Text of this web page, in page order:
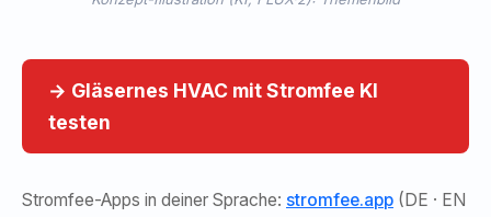
→ Gläsernes HVAC mit Stromfee KI
testen
Stromfee-Apps in deiner Sprache: stromfee.app (DE · EN